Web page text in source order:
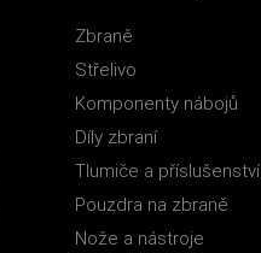
Zbraně
Střelivo
Komponenty nábojů
Díly zbraní
Tlumiče a příslušenství
Pouzdra na zbraně
Nože a nástroje